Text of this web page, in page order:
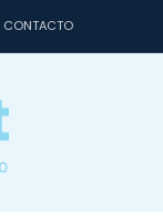
CONTACTO